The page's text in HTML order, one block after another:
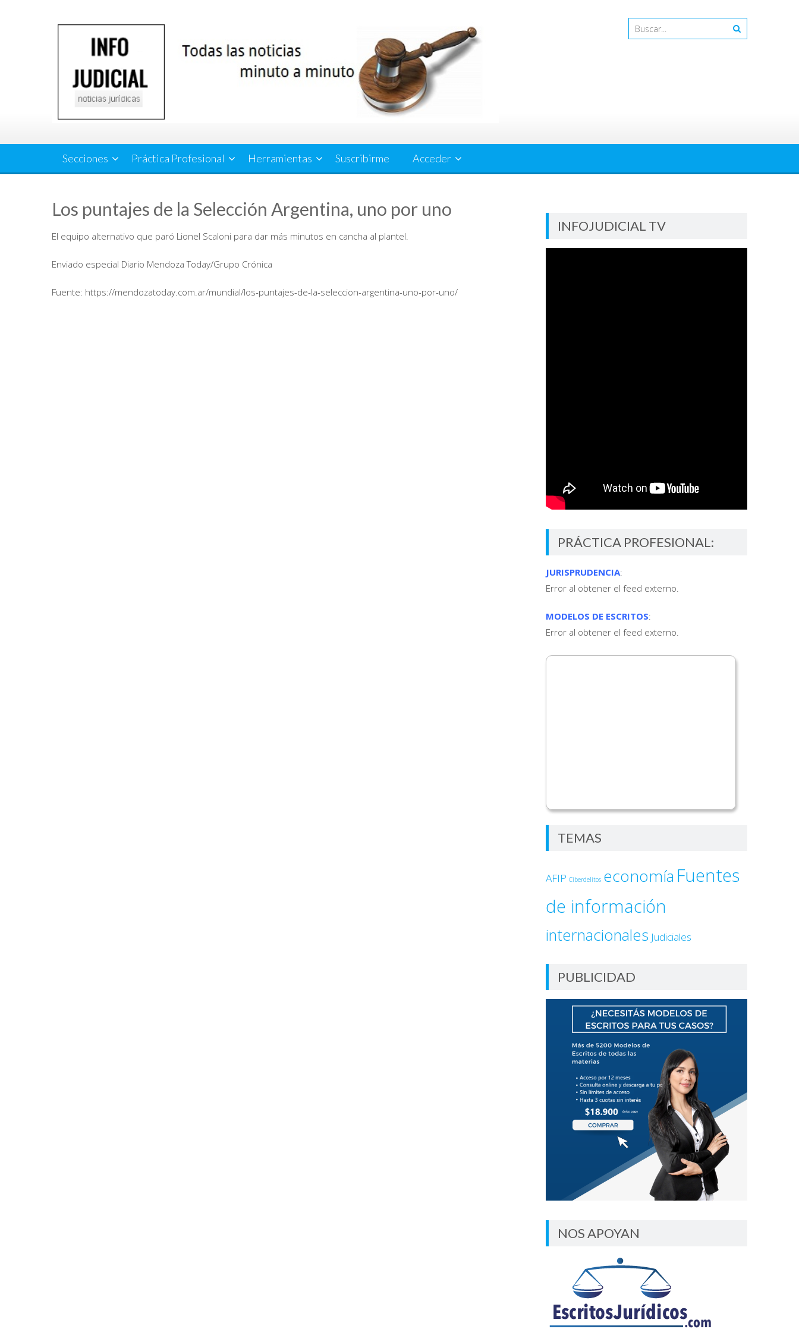
Secciones Práctica Profesional Herramientas Suscribirme Acceder
Los puntajes de la Selección Argentina, uno por uno
El equipo alternativo que paró Lionel Scaloni para dar más minutos en cancha al plantel.
Enviado especial Diario Mendoza Today/Grupo Crónica
Fuente: https://mendozatoday.com.ar/mundial/los-puntajes-de-la-seleccion-argentina-uno-por-uno/
INFOJUDICIAL TV
PRÁCTICA PROFESIONAL:
JURISPRUDENCIA:
Error al obtener el feed externo.
MODELOS DE ESCRITOS:
Error al obtener el feed externo.
TEMAS
AFIP Ciberdelitos economía Fuentes
de información
internacionales Judiciales
PUBLICIDAD
NOS APOYAN